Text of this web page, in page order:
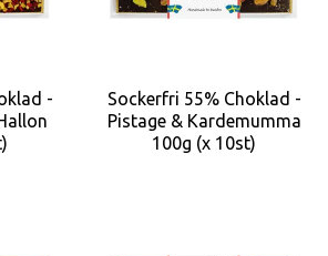
-
Sockerfri 55% Choklad -
Pistage & Kardemumma
100g (x 10st)